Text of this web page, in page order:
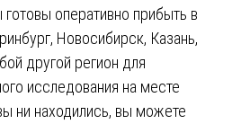
готовы оперативно прибыть в
Новосибирск, Казань,
другой регион для
исследования на месте
ни находились, вы можете